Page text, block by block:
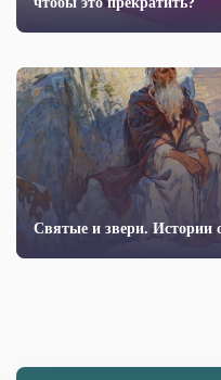
Святые и звери. Истории